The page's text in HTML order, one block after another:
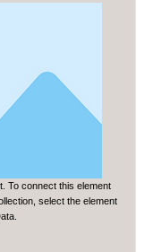
To connect this element
select the element